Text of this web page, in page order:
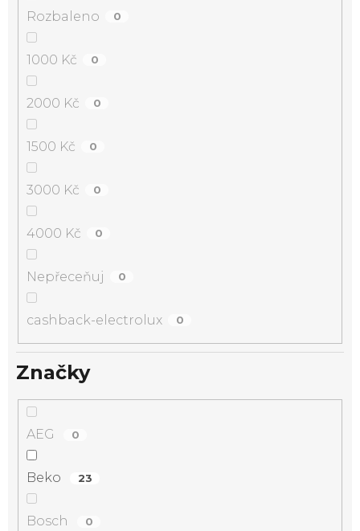
Rozbaleno 0
1000 Kč 0
2000 Kč 0
1500 Kč 0
3000 Kč 0
4000 Kč 0
Nepřeceňuj 0
cashback-electrolux 0
Značky
AEG 0
Beko 23
Bosch 0